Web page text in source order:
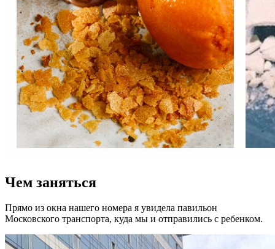
Чем заняться
Прямо из окна нашего номера я увидела павильон
Московского транспорта, куда мы и отправились с ребенком.